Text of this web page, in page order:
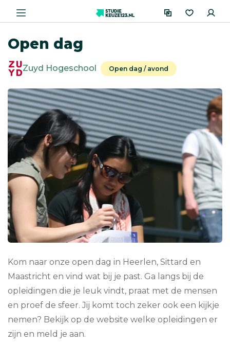
Open dag
Zuyd Hogeschool Open dag / avond
Kom naar onze open dag in Heerlen, Sittard en
Maastricht en vind wat bij je past. Ga langs bij de
opleidingen die je leuk vindt, praat met de mensen
en proef de sfeer. Jij komt toch zeker ook een kijkje
nemen? Bekijk op de website welke opleidingen er
zijn en meld je aan.